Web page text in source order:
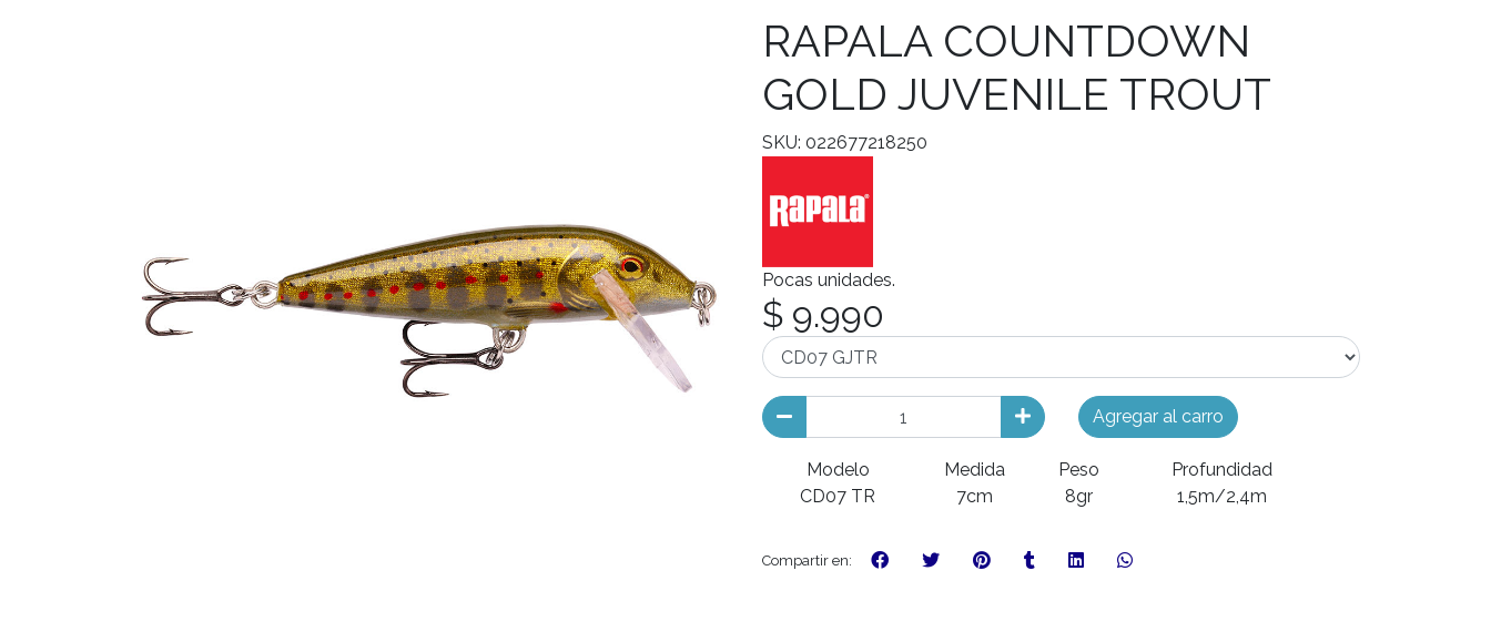
RAPALA COUNTDOWN
GOLD JUVENILE TROUT
SKU: 022677218250
Pocas unidades.
$ 9.990
Agregar al carro
Modelo
CD07 TR
Medida
7cm
Peso
8gr
Profundidad
1,5m/2,4m
Compartir en: